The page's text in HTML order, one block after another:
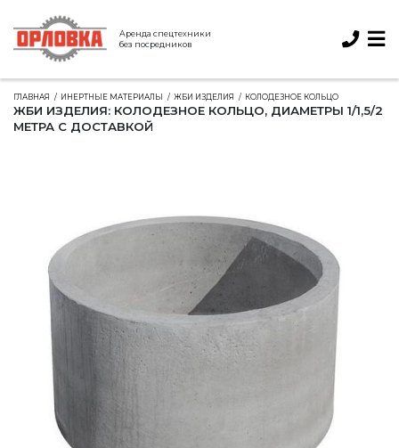
Аренда спецтехники
без посредников
ГЛАВНАЯ ИНЕРТНЫЕ МАТЕРИАЛЫ ЖБИ ИЗДЕЛИЯ КОЛОДЕЗНОЕ КОЛЬЦО
ЖБИ ИЗДЕЛИЯ: КОЛОДЕЗНОЕ КОЛЬЦО, ДИАМЕТРЫ 1/1,5/2
МЕТРА С ДОСТАВКОЙ